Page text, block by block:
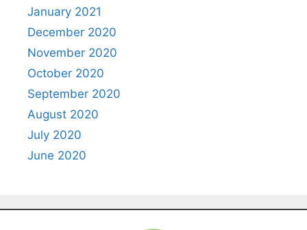
January 2021
December 2020
November 2020
October 2020
September 2020
August 2020
July 2020
June 2020